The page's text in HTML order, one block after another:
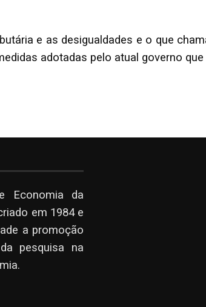
e as desigualdades e o que
adotadas pelo atual governo
Economia da
em 1984 e
a promoção
pesquisa na